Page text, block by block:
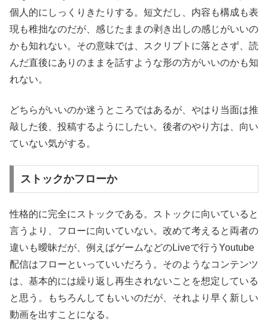
個人的にしっくりきたりする。短文だし、内容も構成も表
現も稚拙なのだが、感じたままの剥き出しの感じがいいの
かも知れない。その意味では、スクリプトに落とさず、読
んだ直後にありのままを話すような形の方がいいのかも知
れない。
どちらがいいのか迷うところではあるが、やはり当面は推
敲した後、投稿するようにしたい。後者のやり方は、向い
ていない気がする。
ストックかフローか
性格的に完全にストックである。ストックに向いていると
言うより、フローに向いていない。改めて考えると両者の
違いも曖昧だが、例えばゲームなどのLiveで行うYoutube
配信はフローといっていいだろう。そのようなコンテンツ
は、基本的には繰り返し再生されないことを想定している
と思う。もちろんしてもいいのだが、それより早く新しい
動画を出すことになる。